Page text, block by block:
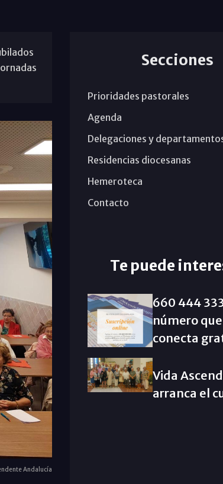
Andalucía
Secciones
Prioridades pastorales
Agenda
Delegaciones y
Residencias diocesanas
Hemeroteca
Contacto
Te puede
660 444
número
conecta
Vida
arranca el